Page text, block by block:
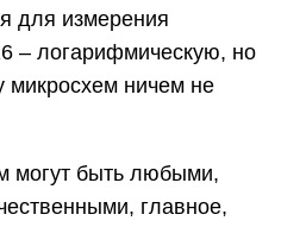
для измерения
– логарифмическую, но
микросхем ничем не
могут быть любыми,
главное,